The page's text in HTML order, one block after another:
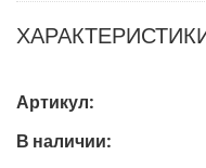
Артикул:
В наличии: